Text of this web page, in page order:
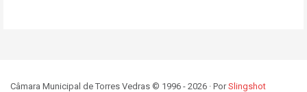
Câmara Municipal de Torres Vedras © 1996 - 2026 · PorSlingshot